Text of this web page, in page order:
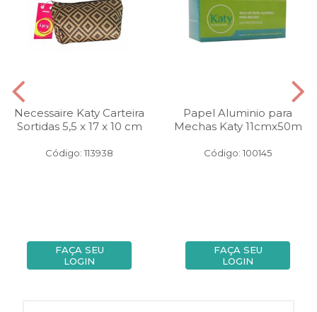
Necessaire Katy Carteira
Sortidas 5,5 x 17 x 10 cm
Código: 113938
FAÇA SEU
LOGIN
Papel Aluminio para
Mechas Katy 11cmx50m
Código: 100145
FAÇA SEU
LOGIN